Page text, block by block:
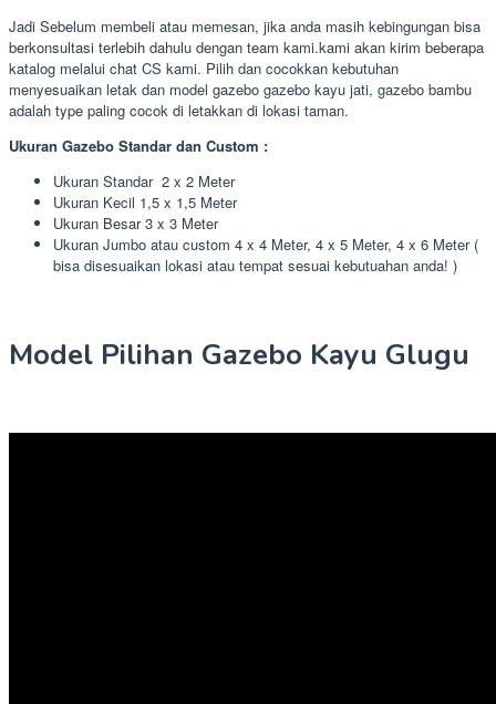
Jadi Sebelum membeli atau memesan, jika anda masih kebingungan bisa
berkonsultasi terlebih dahulu dengan team kami.kami akan kirim beberapa
katalog melalui chat CS kami. Pilih dan cocokkan kebutuhan
menyesuaikan letak dan model gazebo gazebo kayu jati, gazebo bambu
adalah type paling cocok di letakkan di lokasi taman.
Ukuran Gazebo Standar dan Custom :
Ukuran Standar 2 x 2 Meter
Ukuran Kecil 1,5 x 1,5 Meter
Ukuran Besar 3 x 3 Meter
Ukuran Jumbo atau custom 4 x 4 Meter, 4 x 5 Meter, 4 x 6 Meter (
bisa disesuaikan lokasi atau tempat sesuai kebutuahan anda! )
Model Pilihan Gazebo Kayu Glugu